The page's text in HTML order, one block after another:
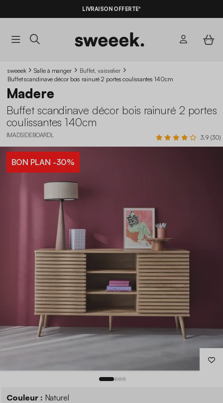
LIVRAISON OFFERTE*
sweeek Salle à manger
Buffet, vaisselier
Buffet scandinave décor bois rainuré 2 portes coulissantes 140cm
Madere
Buffet scandinave décor bois rainuré 2 portes
coulissantes 140cm
IMADSIDEBOARDL 3.9 (30)
BON PLAN -30%
Couleur : Naturel